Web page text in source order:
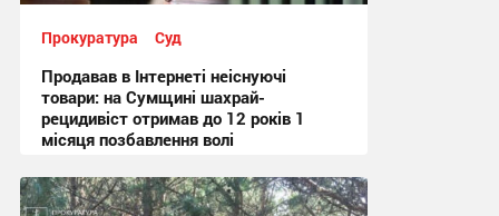
Прокуратура Суд
Продавав в Інтернеті неіснуючі
товари: на Сумщині шахрай-
рецидивіст отримав до 12 років 1
місяця позбавлення волі
12:25, 4.08.2026